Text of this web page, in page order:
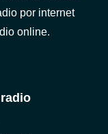
por internet
online.